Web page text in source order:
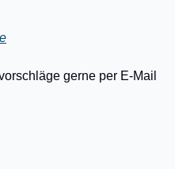
gerne per E-Mail